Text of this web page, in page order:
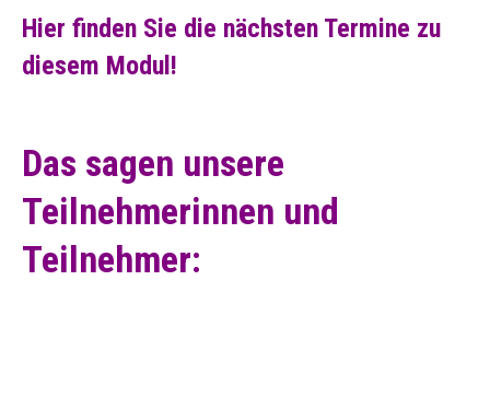
Hier finden Sie die nächsten Termine zu
diesem Modul!
Das sagen unsere
Teilnehmerinnen und
Teilnehmer: